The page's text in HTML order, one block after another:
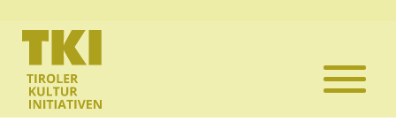
Die TKI
Mitglieder